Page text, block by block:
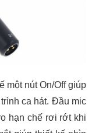
một nút On/Off giúp
ca hát. Đầu mic
hạn chế rơi rớt khi